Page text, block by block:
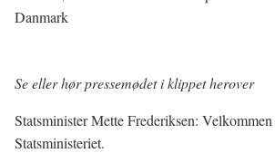
Danmark
Se eller hør pressemødet i klippet herover
Statsminister Mette Frederiksen:
Statsministeriet.